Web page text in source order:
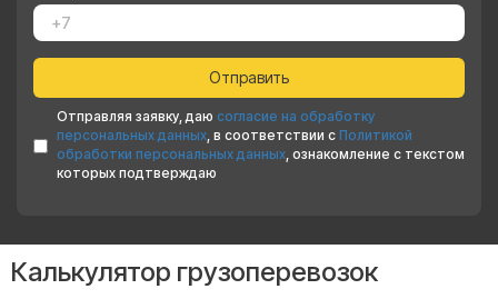
Отправляя заявку, даю согласие на обработку
персональных данных, в соответствии с Политикой
обработки персональных данных, ознакомление с текстом
которых подтверждаю
Калькулятор грузоперевозок